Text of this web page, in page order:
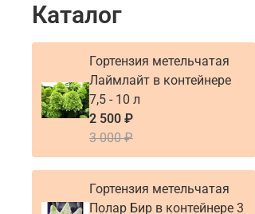
Каталог
Гортензия метельчатая
Лаймлайт в контейнере
7,5 - 10 л
2 500 ₽
3 000 ₽
Гортензия метельчатая
Полар Бир в контейнере 3